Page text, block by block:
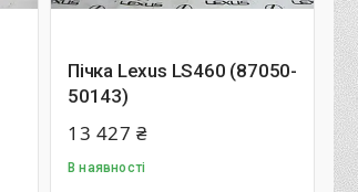
Пічка Lexus LS460 (87050-
50143)
13 427 ₴
В наявності